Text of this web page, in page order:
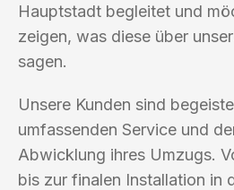
Hauptstadt begleitet und
zeigen, was diese über
sagen.
Unsere Kunden sind
umfassenden Service und
Abwicklung ihres Umzugs.
bis zur finalen Installation in